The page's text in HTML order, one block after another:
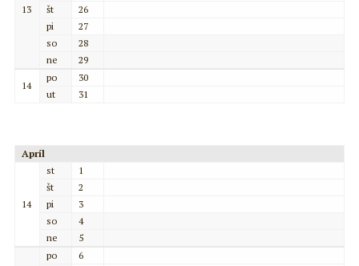
13
št
26
pi
27
so
28
ne
29
14
po
30
ut
31
Apríl
14
st
1
št
2
pi
3
so
4
ne
5
po
6